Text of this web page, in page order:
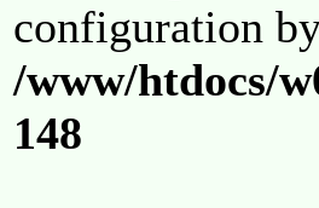
configuration
/www/htdocs/
148